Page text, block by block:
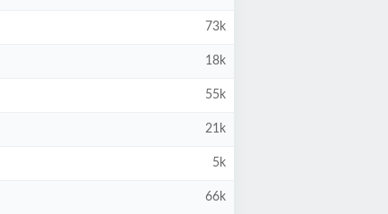
73k
18k
55k
21k
5k
66k